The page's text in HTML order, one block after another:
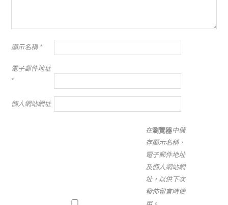
顯示名稱 *
電子郵件地址
*
個人網站網址
在瀏覽器中儲
存顯示名稱、
電子郵件地址
及個人網站網
址，以供下次
發佈留言時使